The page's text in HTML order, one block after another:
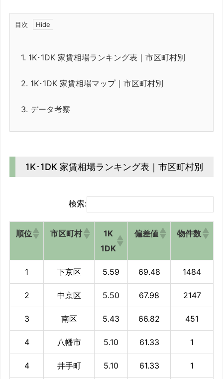
目次
1. 1K･1DK 家賃相場ランキング表｜市区町村別
2. 1K･1DK 家賃相場マップ｜市区町村別
3. データ考察
1K･1DK 家賃相場ランキング表｜市区町村別
検索:
順位 市区町村
1K
1DK
偏差値 物件数
1 下京区 5.59 69.48 1484
2 中京区 5.50 67.98 2147
3 南区 5.43 66.82 451
4 八幡市 5.10 61.33 1
4 井手町 5.10 61.33 1